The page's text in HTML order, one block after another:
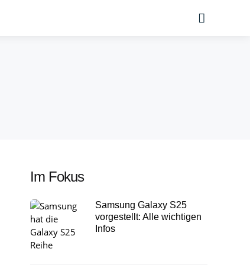
Im Fokus
Samsung Galaxy S25
vorgestellt: Alle wichtigen
Infos